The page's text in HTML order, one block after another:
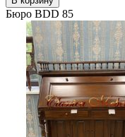
Бюро BDD 85